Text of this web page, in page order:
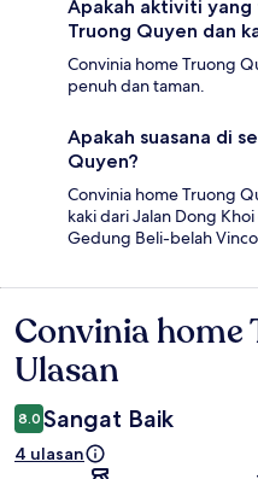
Apakah aktiviti
Truong Quyen dan
Convinia home Truong
penuh dan taman.
Apakah suasana di
Quyen?
Convinia home Truong
kaki dari Jalan Dong
Gedung Beli-belah
Ulasan
Convinia home
Ulasan
8.0 Sangat Baik
4 ulasan